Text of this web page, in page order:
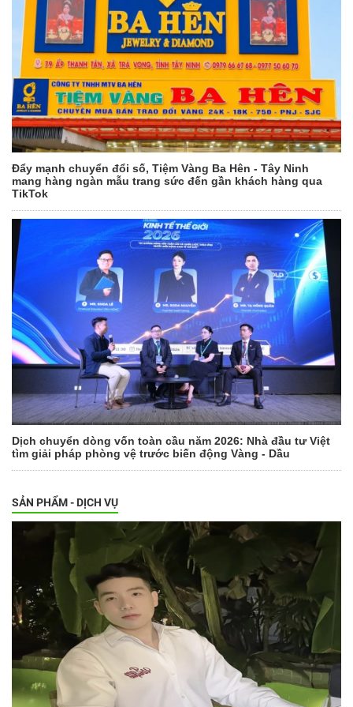
Đẩy mạnh chuyển đổi số, Tiệm Vàng Ba Hên - Tây Ninh
mang hàng ngàn mẫu trang sức đến gần khách hàng qua
TikTok
Dịch chuyển dòng vốn toàn cầu năm 2026: Nhà đầu tư Việt
tìm giải pháp phòng vệ trước biến động Vàng - Dầu
SẢN PHẨM - DỊCH VỤ